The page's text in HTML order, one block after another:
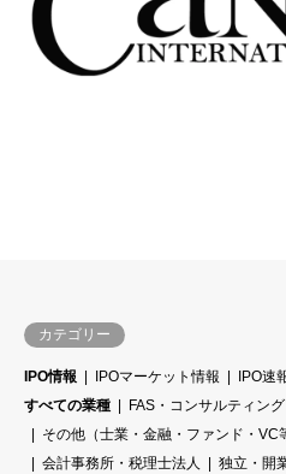
カテゴリー
IPO情報 IPOマーケット情報
IPO速
すべての業種
FAS・コンサルティン
その他（士業・金融・ファンド・VC
会計事務所・税理士法人
独立・開